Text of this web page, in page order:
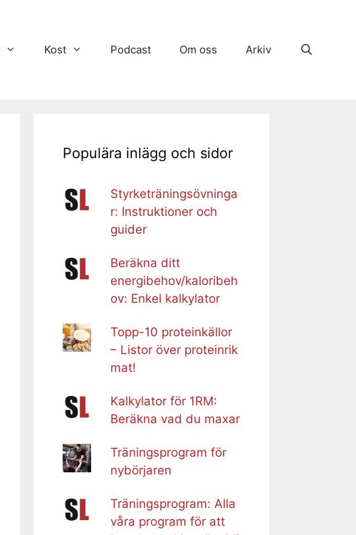
Kost Podcast Om oss Arkiv
Populära inlägg och sidor
Styrketräningsövninga
r: Instruktioner och
guider
Beräkna ditt
energibehov/kaloribeh
ov: Enkel kalkylator
Topp-10 proteinkällor
– Listor över proteinrik
mat!
Kalkylator för 1RM:
Beräkna vad du maxar
Träningsprogram för
nybörjaren
Träningsprogram: Alla
våra program för att